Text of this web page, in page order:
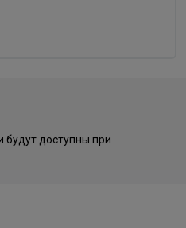
будут доступны при